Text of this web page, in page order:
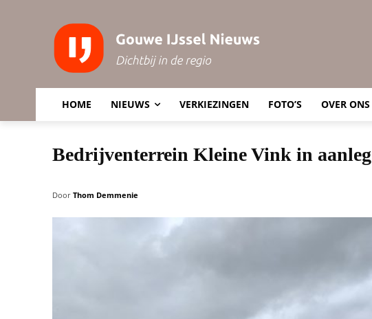
HOME NIEUWS VERKIEZINGEN FOTO’S OVER ONS
Bedrijventerrein Kleine Vink in aanleg
Door Thom Demmenie